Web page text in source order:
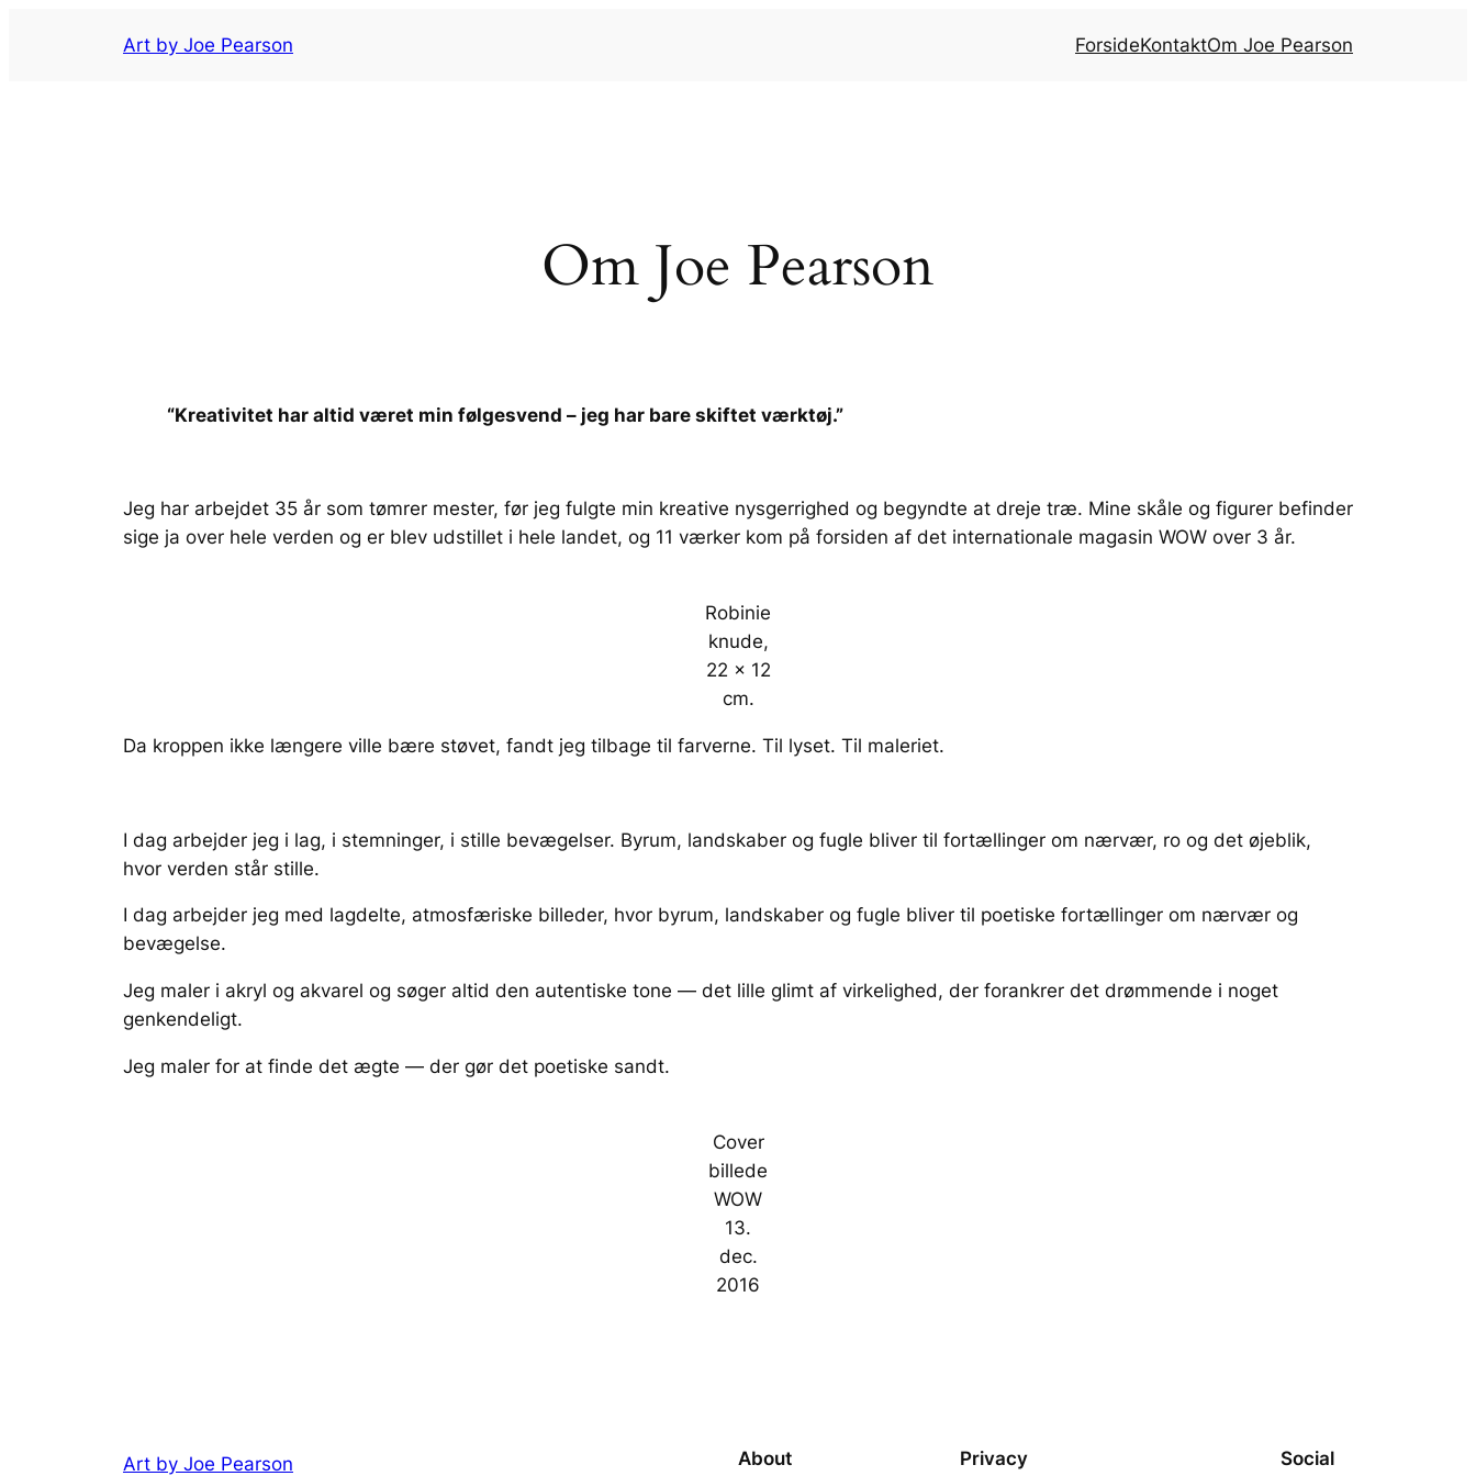
Art by Joe Pearson ForsideKontaktOm Joe Pearson
Om Joe Pearson
“Kreativitet har altid været min følgesvend – jeg har bare skiftet værktøj.”
Jeg har arbejdet 35 år som tømrer mester, før jeg fulgte min kreative nysgerrighed og begyndte at dreje træ. Mine skåle og figurer befinder
sige ja over hele verden og er blev udstillet i hele landet, og 11 værker kom på forsiden af det internationale magasin WOW over 3 år.
Robinie
knude,
22 x 12
cm.
Da kroppen ikke længere ville bære støvet, fandt jeg tilbage til farverne. Til lyset. Til maleriet.
I dag arbejder jeg i lag, i stemninger, i stille bevægelser. Byrum, landskaber og fugle bliver til fortællinger om nærvær, ro og det øjeblik,
hvor verden står stille.
I dag arbejder jeg med lagdelte, atmosfæriske billeder, hvor byrum, landskaber og fugle bliver til poetiske fortællinger om nærvær og
bevægelse.
Jeg maler i akryl og akvarel og søger altid den autentiske tone — det lille glimt af virkelighed, der forankrer det drømmende i noget
genkendeligt.
Jeg maler for at finde det ægte — der gør det poetiske sandt.
Cover
billede
WOW
13.
dec.
2016
Art by Joe Pearson About Privacy Social